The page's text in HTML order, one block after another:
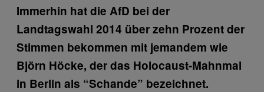
Immerhin hat die AfD bei der
Landtagswahl 2014 über zehn Prozent der
Stimmen bekommen mit jemandem wie
Björn Höcke, der das Holocaust-Mahnmal
in Berlin als “Schande” bezeichnet.